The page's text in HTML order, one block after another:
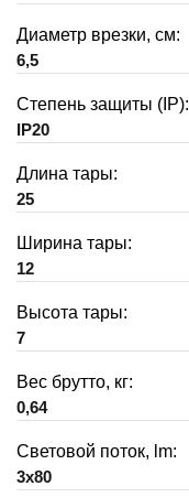
Диаметр врезки, см:
6,5
Степень защиты (IP):
IP20
Длина тары:
25
Ширина тары:
12
Высота тары:
7
Вес брутто, кг:
0,64
Световой поток, lm:
3x80